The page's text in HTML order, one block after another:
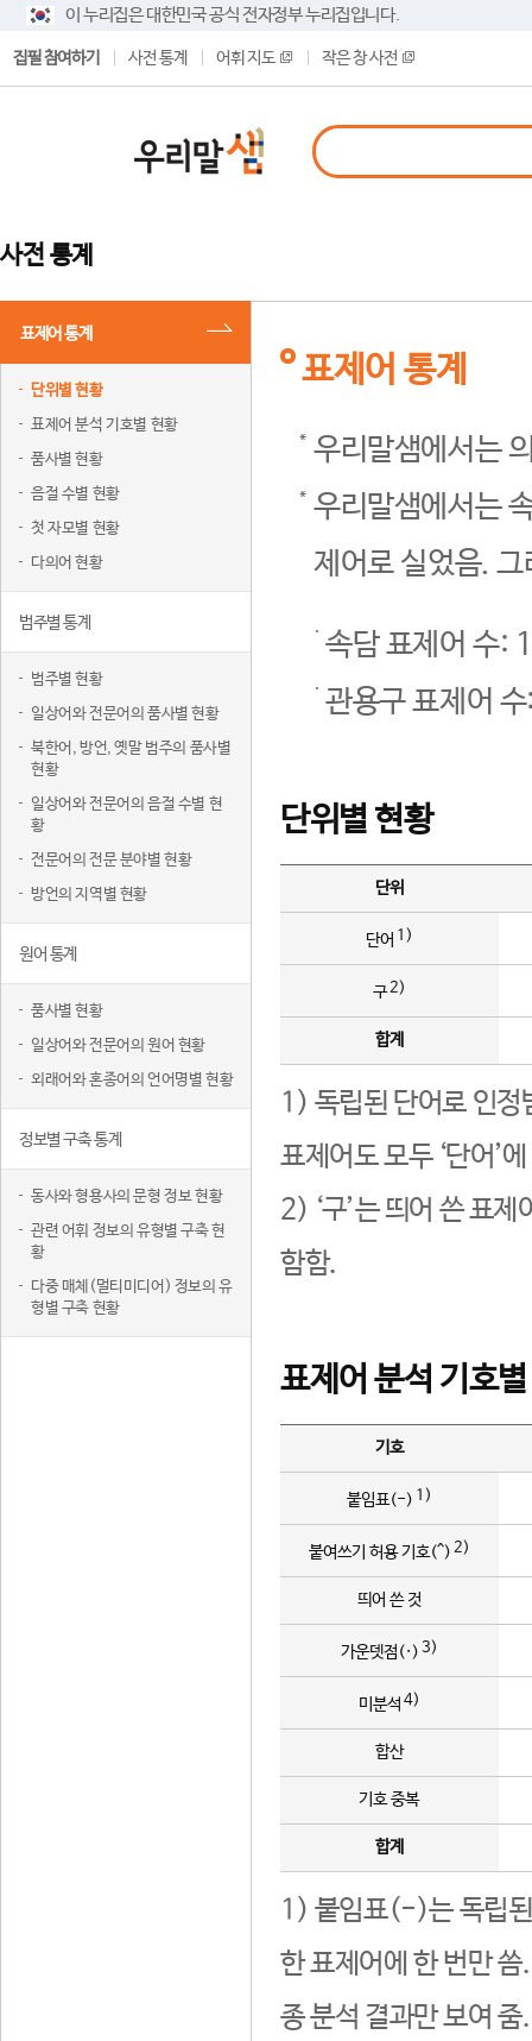
이 누리집은 대한민국 공식 전자정부 누리집입니다.
집필 참여하기 사전 통계 어휘 지도 작은 창 사전
사전 통계
표제어 통계
단위별 현황
표제어 분석 기호별 현황
품사별 현황
음절 수별 현황
첫 자모별 현황
다의어 현황
범주별 통계
범주별 현황
일상어와 전문어의 품사별 현황
북한어, 방언, 옛말 범주의 품사별
현황
일상어와 전문어의 음절 수별 현
황
전문어의 전문 분야별 현황
방언의 지역별 현황
원어 통계
품사별 현황
일상어와 전문어의 원어 현황
외래어와 혼종어의 언어명별 현황
정보별 구축 통계
동사와 형용사의 문형 정보 현황
관련 어휘 정보의 유형별 구축 현
황
다중 매체(멀티미디어) 정보의 유
형별 구축 현황
표제어 통계
우리말샘에서는
우리말샘에서는
제어로 실었음.
속담 표제어 수:
관용구 표제어
단위별 현황
단위
단어 1)
구2)
합계
1) 독립된 단어로 인정
표제어도 모두 ‘단어’
2) ‘구’는 띄어 쓴 표
함함.
표제어 분석 기호
기호
붙임표(-) 1)
붙여쓰기 허용 기호(^) 2)
띄어 쓴 것
가운뎃점(·) 3)
미분석 4)
합산
기호 중복
합계
1) 붙임표(-)는 독립된
한 표제어에 한 번만
종 분석 결과만 보여